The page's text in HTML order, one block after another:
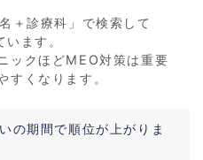
＋診療科」で検索して
ます。
ックほどMEO対策は重要
すくなります。
の期間で順位が上がりま